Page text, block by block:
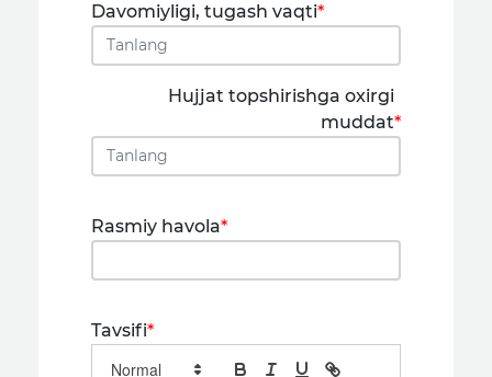
Davomiyligi, tugash vaqti*
Hujjat topshirishga oxirgi
muddat*
Rasmiy havola*
Tavsifi*